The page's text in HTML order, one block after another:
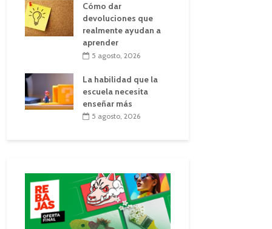
Cómo dar
devoluciones que
realmente ayudan a
aprender
5 agosto, 2026
La habilidad que la
escuela necesita
enseñar más
5 agosto, 2026